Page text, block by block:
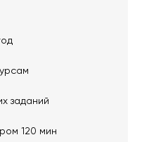
заданий
120 мин